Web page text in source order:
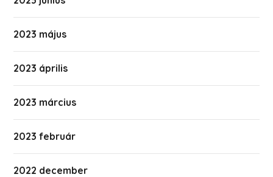
2023 május
2023 április
2023 március
2023 február
2022 december